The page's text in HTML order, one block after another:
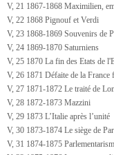
V, 21 1867-1868 Maximilien,
V, 22 1868 Pignouf et Verdi
V, 23 1868-1869 Souvenirs de
V, 24 1869-1870 Saturniens
V, 25 1870 La fin des Etats de
V, 26 1871 Défaite de la France
V, 27 1871-1872 Le traité de
V, 28 1872-1873 Mazzini
V, 29 1873 L’Italie après l’unité
V, 30 1873-1874 Le siège de
V, 31 1874-1875